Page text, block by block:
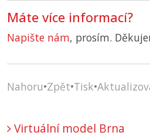
Máte více informací?
Napište nám, prosím.
Nahoru•Zpět•Tisk•
Virtuální model Brna